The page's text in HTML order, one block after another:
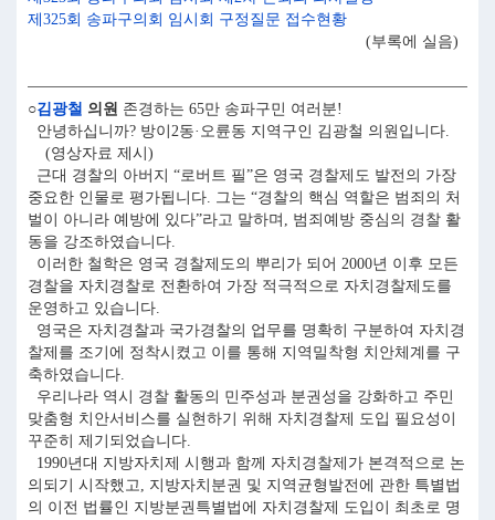
제325회 송파구의회 임시회 구정질문 접수현황
(부록에 실음)
○김광철 의원 존경하는 65만 송파구민 여러분!
안녕하십니까? 방이2동·오륜동 지역구인 김광철 의원입니다.
(영상자료 제시)
근대 경찰의 아버지 “로버트 필”은 영국 경찰제도 발전의 가장
중요한 인물로 평가됩니다. 그는 “경찰의 핵심 역할은 범죄의 처
벌이 아니라 예방에 있다”라고 말하며, 범죄예방 중심의 경찰 활
동을 강조하였습니다.
이러한 철학은 영국 경찰제도의 뿌리가 되어 2000년 이후 모든
경찰을 자치경찰로 전환하여 가장 적극적으로 자치경찰제도를
운영하고 있습니다.
영국은 자치경찰과 국가경찰의 업무를 명확히 구분하여 자치경
찰제를 조기에 정착시켰고 이를 통해 지역밀착형 치안체계를 구
축하였습니다.
우리나라 역시 경찰 활동의 민주성과 분권성을 강화하고 주민
맞춤형 치안서비스를 실현하기 위해 자치경찰제 도입 필요성이
꾸준히 제기되었습니다.
1990년대 지방자치제 시행과 함께 자치경찰제가 본격적으로 논
의되기 시작했고, 지방자치분권 및 지역균형발전에 관한 특별법
의 이전 법률인 지방분권특별법에 자치경찰제 도입이 최초로 명